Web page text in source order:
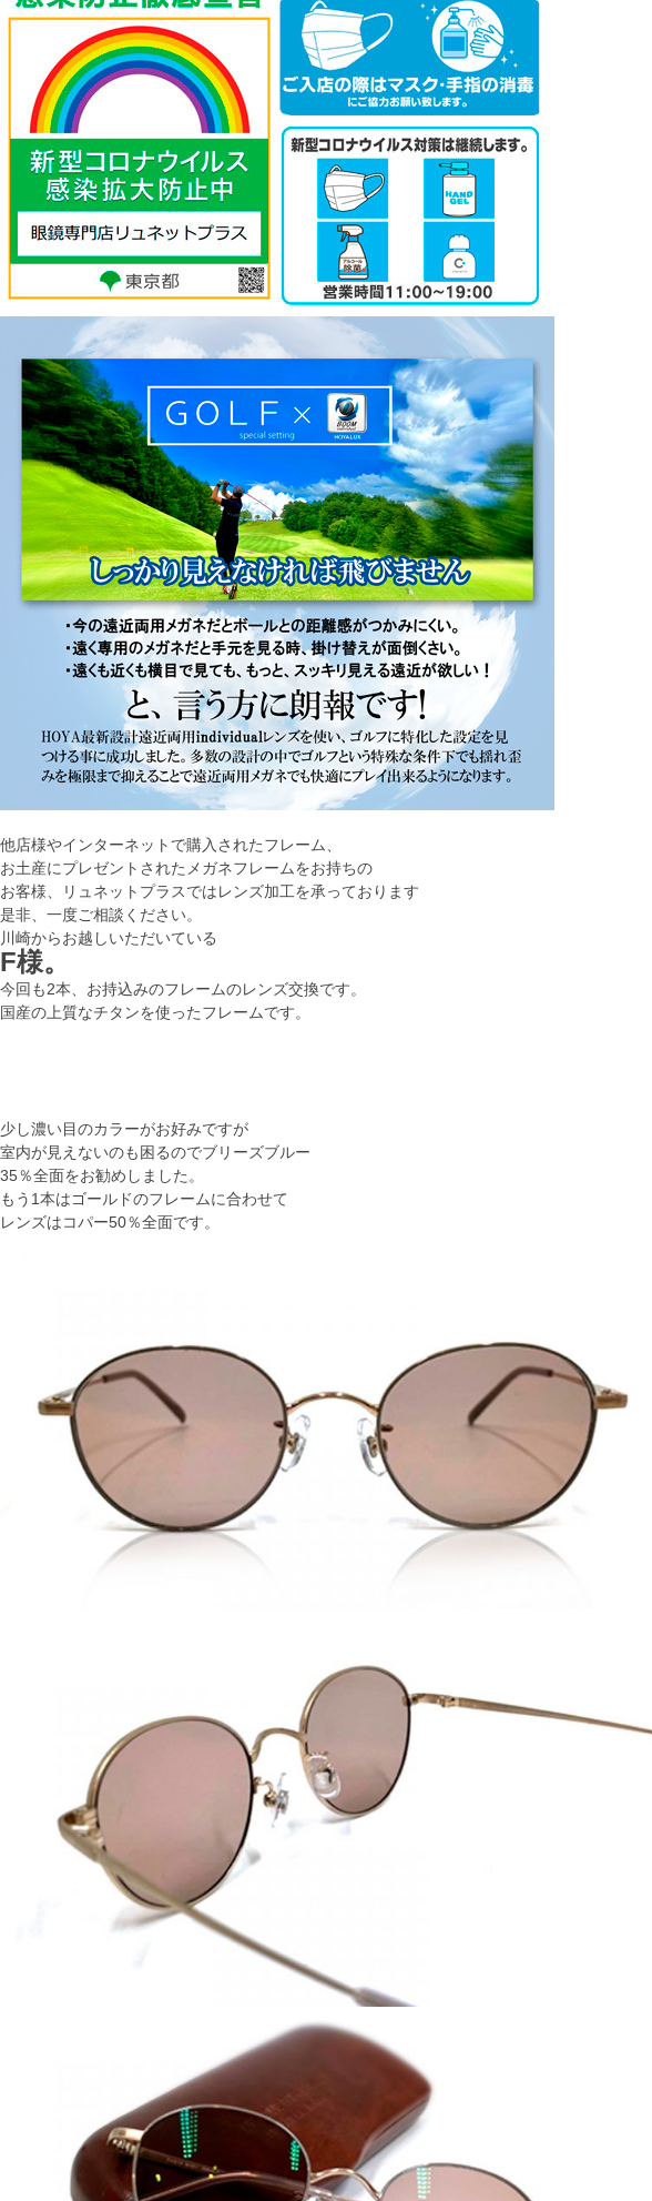
他店様やインターネットで購入されたフレーム、
お土産にプレゼントされたメガネフレームをお持ちの
お客様、リュネットプラスではレンズ加工を承っております
是非、一度ご相談ください。
川崎からお越しいただいている
F様。
今回も2本、お持込みのフレームのレンズ交換です。
国産の上質なチタンを使ったフレームです。
少し濃い目のカラーがお好みですが
室内が見えないのも困るのでブリーズブルー
35％全面をお勧めしました。
もう1本はゴールドのフレームに合わせて
レンズはコパー50％全面です。